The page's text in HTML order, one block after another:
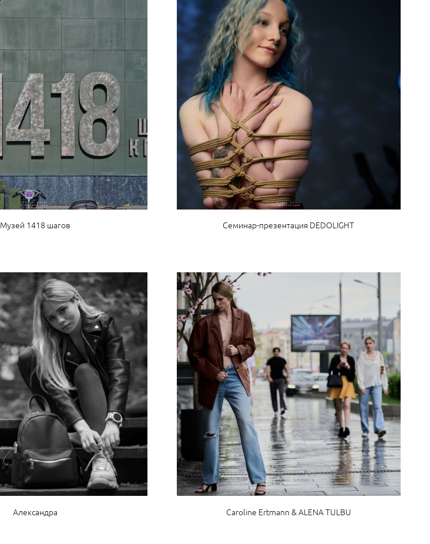
Музей 1418 шагов Семинар-презентация DEDOLIGHT
Александра Caroline Ertmann & ALENA TULBU